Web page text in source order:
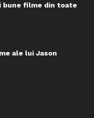
bune filme din toate
ale lui Jason